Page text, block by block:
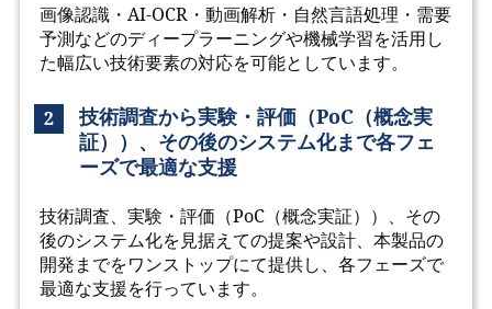
画像認識・AI-OCR・動画解析・自然言語処理・需要
予測などのディープラーニングや機械学習を活用し
た幅広い技術要素の対応を可能としています。
2
技術調査から実験・評価（PoC（概念実
証））、その後のシステム化まで各フェ
ーズで最適な支援
技術調査、実験・評価（PoC（概念実証））、その
後のシステム化を見据えての提案や設計、本製品の
開発までをワンストップにて提供し、各フェーズで
最適な支援を行っています。